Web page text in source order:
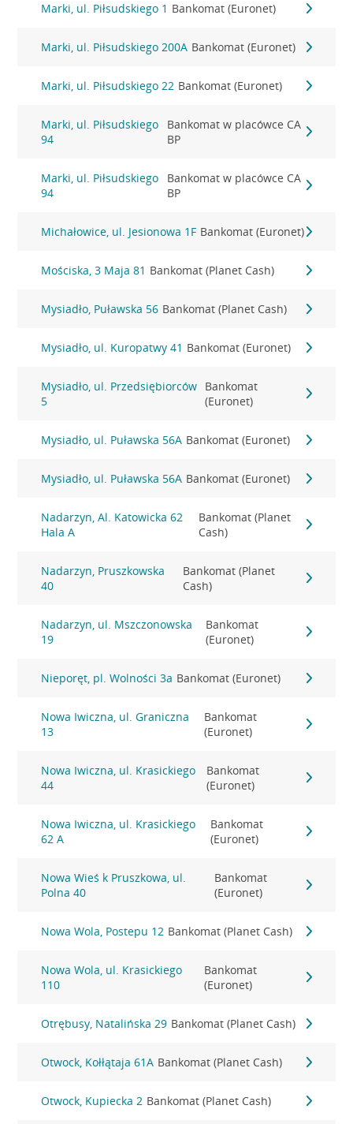
Marki, ul. Piłsudskiego 1 Bankomat (Euronet)
Marki, ul. Piłsudskiego 200A Bankomat (Euronet)
Marki, ul. Piłsudskiego 22 Bankomat (Euronet)
Marki, ul. Piłsudskiego
94
Bankomat w placówce CA
BP
Marki, ul. Piłsudskiego
94
Bankomat w placówce CA
BP
Michałowice, ul. Jesionowa 1F Bankomat (Euronet)
Mościska, 3 Maja 81 Bankomat (Planet Cash)
Mysiadło, Puławska 56 Bankomat (Planet Cash)
Mysiadło, ul. Kuropatwy 41 Bankomat (Euronet)
Mysiadło, ul. Przedsiębiorców
5
Bankomat
(Euronet)
Mysiadło, ul. Puławska 56A Bankomat (Euronet)
Mysiadło, ul. Puławska 56A Bankomat (Euronet)
Nadarzyn, Al. Katowicka 62
Hala A
Bankomat (Planet
Cash)
Nadarzyn, Pruszkowska
40
Bankomat (Planet
Cash)
Nadarzyn, ul. Mszczonowska
19
Bankomat
(Euronet)
Nieporęt, pl. Wolności 3a Bankomat (Euronet)
Nowa Iwiczna, ul. Graniczna
13
Bankomat
(Euronet)
Nowa Iwiczna, ul. Krasickiego
44
Bankomat
(Euronet)
Nowa Iwiczna, ul. Krasickiego
62 A
Bankomat
(Euronet)
Nowa Wieś k Pruszkowa, ul.
Polna 40
Bankomat
(Euronet)
Nowa Wola, Postepu 12 Bankomat (Planet Cash)
Nowa Wola, ul. Krasickiego
110
Bankomat
(Euronet)
Otrębusy, Natalińska 29 Bankomat (Planet Cash)
Otwock, Kołłątaja 61A Bankomat (Planet Cash)
Otwock, Kupiecka 2 Bankomat (Planet Cash)